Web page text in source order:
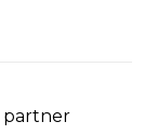
partner